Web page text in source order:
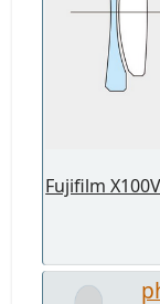
Fujifilm